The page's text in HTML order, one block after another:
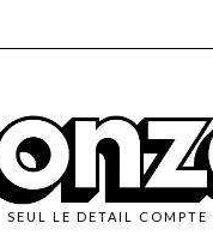
SEUL LE DETAIL COMPTE